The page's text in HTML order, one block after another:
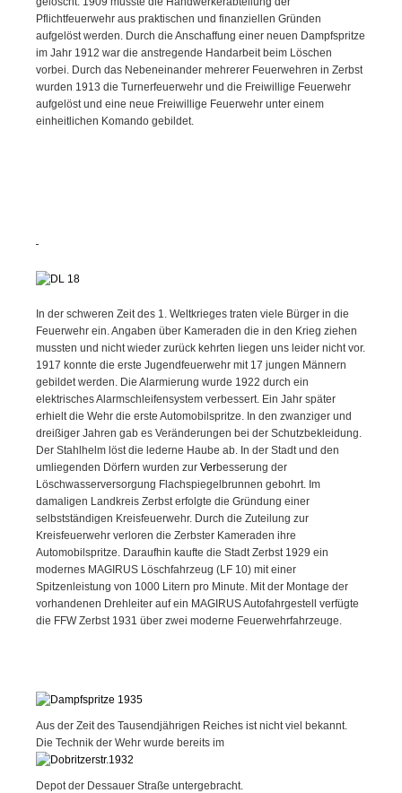
Pflichtfeuerwehr aus praktischen und finanziellen Gründen
aufgelöst werden. Durch die Anschaffung einer neuen Dampfspritze
im Jahr 1912 war die anstregende Handarbeit beim Löschen
vorbei. Durch das Nebeneinander mehrerer Feuerwehren in Zerbst
wurden 1913 die Turnerfeuerwehr und die Freiwillige Feuerwehr
aufgelöst und eine neue Freiwillige Feuerwehr unter einem
einheitlichen Komando gebildet.
In der schweren Zeit des 1. Weltkrieges traten viele Bürger in die
Feuerwehr ein. Angaben über Kameraden die in den Krieg ziehen
mussten und nicht wieder zurück kehrten liegen uns leider nicht vor.
1917 konnte die erste Jugendfeuerwehr mit 17 jungen Männern
gebildet werden. Die Alarmierung wurde 1922 durch ein
elektrisches Alarmschleifensystem verbessert. Ein Jahr später
erhielt die Wehr die erste Automobilspritze. In den zwanziger und
dreißiger Jahren gab es Veränderungen bei der Schutzbekleidung.
Der Stahlhelm löst die lederne Haube ab. In der Stadt und den
umliegenden Dörfern wurden zur Verbesserung der
Löschwasserversorgung Flachspiegelbrunnen gebohrt. Im
damaligen Landkreis Zerbst erfolgte die Gründung einer
selbstständigen Kreisfeuerwehr. Durch die Zuteilung zur
Kreisfeuerwehr verloren die Zerbster Kameraden ihre
Automobilspritze. Daraufhin kaufte die Stadt Zerbst 1929 ein
modernes MAGIRUS Löschfahrzeug (LF 10) mit einer
Spitzenleistung von 1000 Litern pro Minute. Mit der Montage der
vorhandenen Drehleiter auf ein MAGIRUS Autofahrgestell verfügte
die FFW Zerbst 1931 über zwei moderne Feuerwehrfahrzeuge.
Aus der Zeit des Tausendjährigen Reiches ist nicht viel bekannt.
Die Technik der Wehr wurde bereits im
Depot der Dessauer Straße untergebracht.